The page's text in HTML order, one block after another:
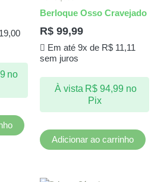
no
Berloque Osso Cravejado
R$ 99,99
Em até 9x de R$11,11
sem juros
À vista R$ 94,99 no
Pix
Adicionar ao carrinho